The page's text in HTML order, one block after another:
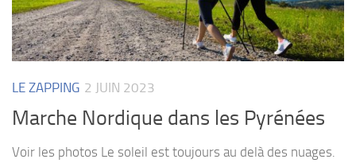
LE ZAPPING 2 JUIN 2023
Marche Nordique dans les Pyrénées
Voir les photos Le soleil est toujours au delà des nuages.